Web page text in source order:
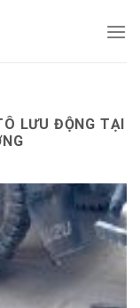
LƯU ĐỘNG TẠI